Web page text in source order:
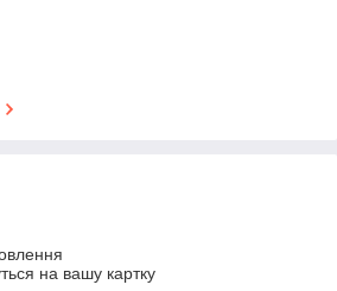
на вашу картку